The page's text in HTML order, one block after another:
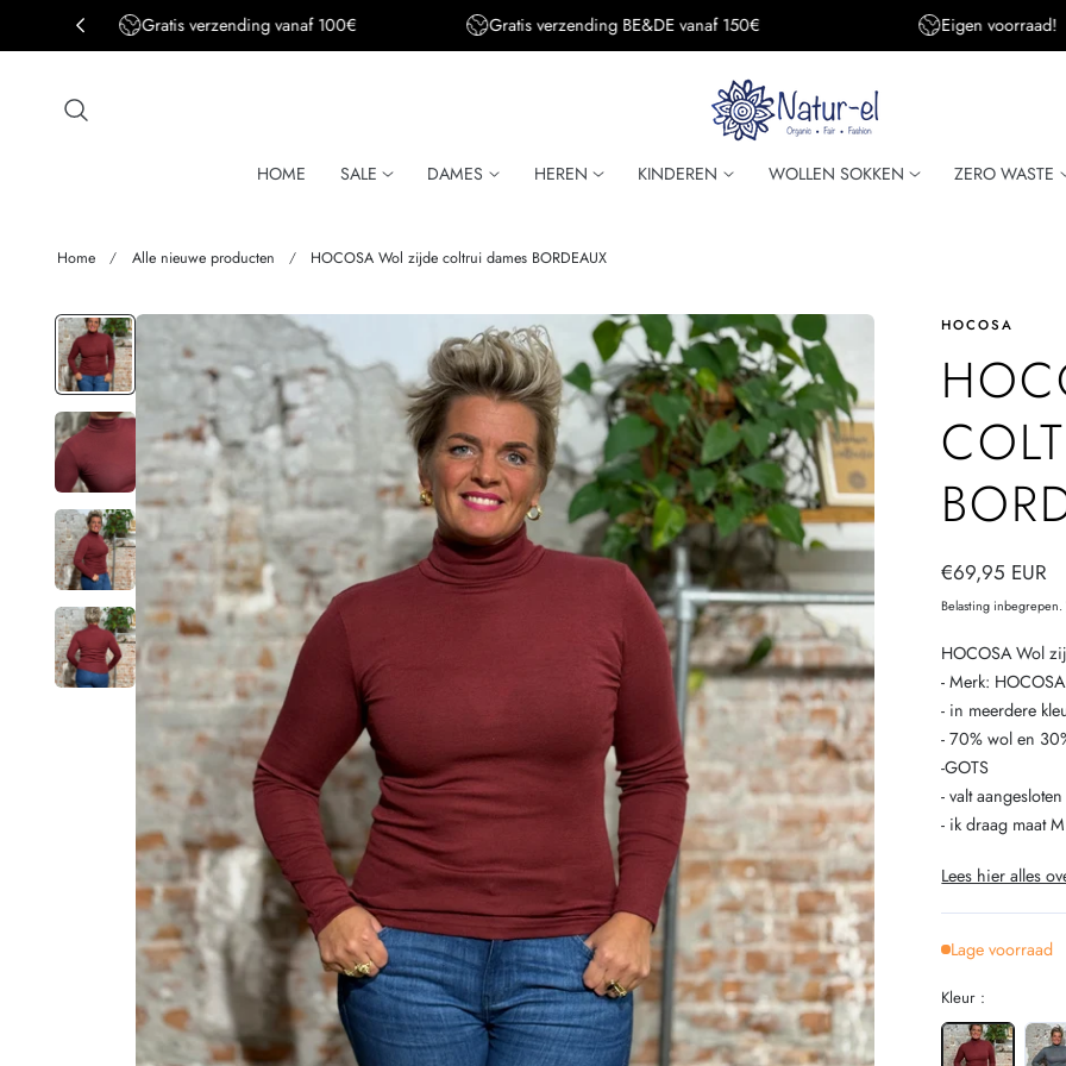
de inhoud Gratis verzending BE&DE vanaf 150€ Eigen voorraad! Super snelle
HOME SALE DAMES HEREN KINDEREN WOLLEN SOKKEN ZERO WASTE
Home Alle nieuwe producten HOCOSA Wol zijde coltrui dames BORDEAUX
HOCOSA
Normale
prijs
€69,95 EUR
Belasting inbegrepen.
HOCOSA Wol
- Merk: HOCOSA
- in meerdere
- 70% wol en
-GOTS
- valt aangesloten
- ik draag maat
Lees hier alles
Lage voorraad
Kleur :